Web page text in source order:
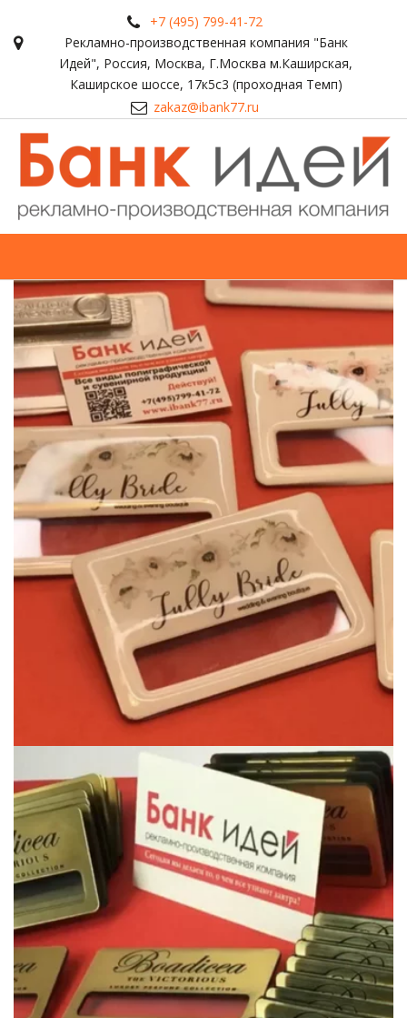
+7 (495) 799-41-72
Рекламно-производственная компания "Банк
Идей", Россия, Москва, Г.Москва м.Каширская,
Каширское шоссе, 17к5с3 (проходная Темп)
zakaz@ibank77.ru